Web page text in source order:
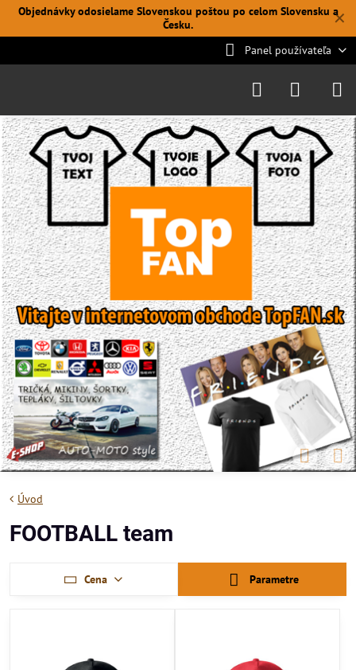
✕
Objednávky odosielame Slovenskou poštou po celom Slovensku a
Česku.
Panel používateľa
Úvod
FOOTBALL team
Cena Parametre